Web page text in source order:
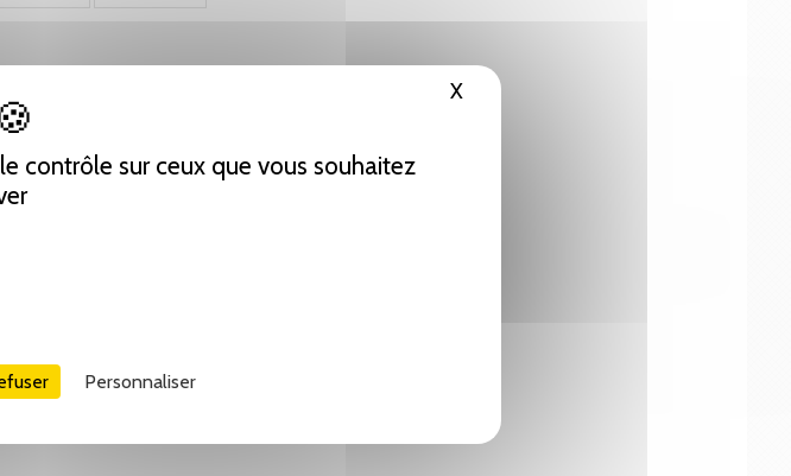
contrôle sur ceux que vous souhaitez
Personnaliser
X Masquer le bandeau des cookies